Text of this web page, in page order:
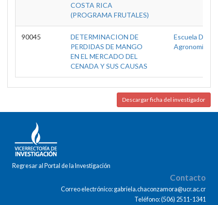
COSTA RICA
(PROGRAMA FRUTALES)
90045
DETERMINACION DE
PERDIDAS DE MANGO
EN EL MERCADO DEL
CENADA Y SUS CAUSAS
Escuela De
Agronomía
Descargar ficha del investigador
Regresar al Portal de la Investigación
Contacto
Correo electrónico: gabriela.chaconzamora@ucr.ac.cr
Teléfono: (506) 2511-1341